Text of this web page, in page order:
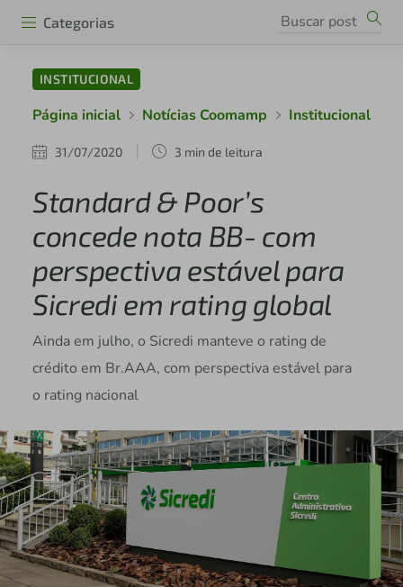
Categorias
INSTITUCIONAL
Página inicial Notícias Coomamp Institucional
31/07/2020 3 min de leitura
Standard & Poor’s
concede nota BB- com
perspectiva estável para
Sicredi em rating global
Ainda em julho, o Sicredi manteve o rating de
crédito em Br.AAA, com perspectiva estável para
o rating nacional